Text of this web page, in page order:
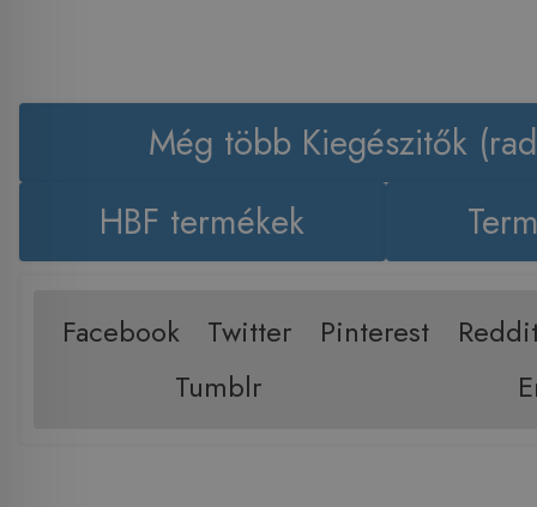
Még több Kiegészitők
HBF termékek
Facebook Twitter Pinterest
Tumblr